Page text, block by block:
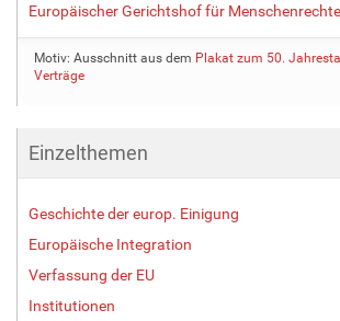
Europäischer Gerichtshof für Menschenrechte
Motiv: Ausschnitt aus dem Plakat zum 50.
Verträge
Einzelthemen
Geschichte der europ. Einigung
Europäische Integration
Verfassung der EU
Institutionen